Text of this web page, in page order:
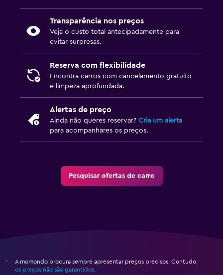
Transparência nos preços
Veja o custo total antecipadamente para
evitar surpresas.
Reserva com flexibilidade
Encontra carros com cancelamento gratuito
e limpeza aprofundada.
Alertas de preço
Ainda não queres reservar? Cria um alerta
para acompanhares os preços.
Pesquisar ofertas de carro
*
A momondo procura sempre apresentar preços precisos. Contudo,
os preços não são garantidos.